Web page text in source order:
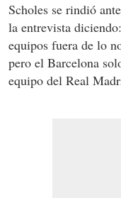
Scholes se rindió
la entrevista
equipos fuera de lo
pero el Barcelona
equipo del Real